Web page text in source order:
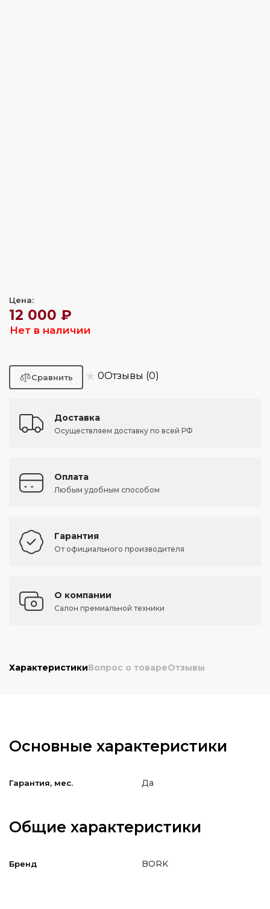
Цена:
12 000 ₽
Нет в наличии
★ 0Отзывы (0)
Доставка
Осуществляем доставку по всей РФ
Оплата
Любым удобным способом
Гарантия
От официального производителя
О компании
Салон премиальной техники
ХарактеристикиВопрос о товареОтзывы
Основные характеристики
Гарантия, мес. Да
Общие характеристики
Бренд BORK